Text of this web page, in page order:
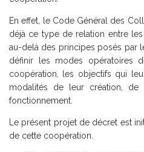
En effet, le Code Général des
déjà ce type de relation entre
au-delà des principes posés par
définir les modes opératoires
coopération, les objectifs qui
modalités de leur création,
fonctionnement.
Le présent projet de décret est
de cette coopération.